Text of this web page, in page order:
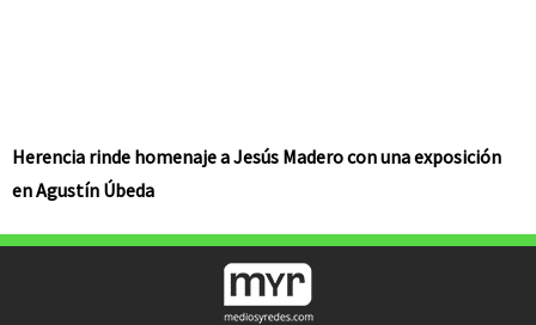
Herencia rinde homenaje a Jesús Madero con una exposición
en Agustín Úbeda